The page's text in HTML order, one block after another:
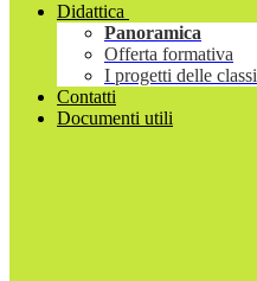
Didattica
Panoramica
Offerta formativa
I progetti delle classi
Contatti
Documenti utili